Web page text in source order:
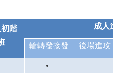
初階
成人
輪轉發接發 後場進攻